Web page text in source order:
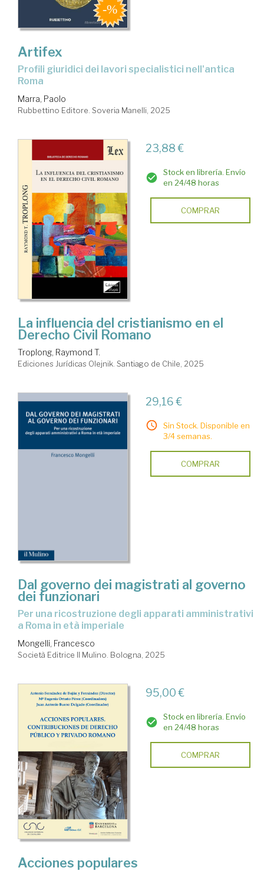
Artifex
Profili giuridici dei lavori specialistici nell'antica
Roma
Marra, Paolo
Rubbettino Editore. Soveria Manelli, 2025
23,88 €
Stock en librería. Envío
en 24/48 horas
COMPRAR
La influencia del cristianismo en el
Derecho Civil Romano
Troplong, Raymond T.
Ediciones Jurídicas Olejnik. Santiago de Chile, 2025
29,16 €
Sin Stock. Disponible en
3/4 semanas.
COMPRAR
Dal governo dei magistrati al governo
dei funzionari
Per una ricostruzione degli apparati amministrativi
a Roma in età imperiale
Mongelli, Francesco
Società Editrice Il Mulino. Bologna, 2025
95,00 €
Stock en librería. Envío
en 24/48 horas
COMPRAR
Acciones populares